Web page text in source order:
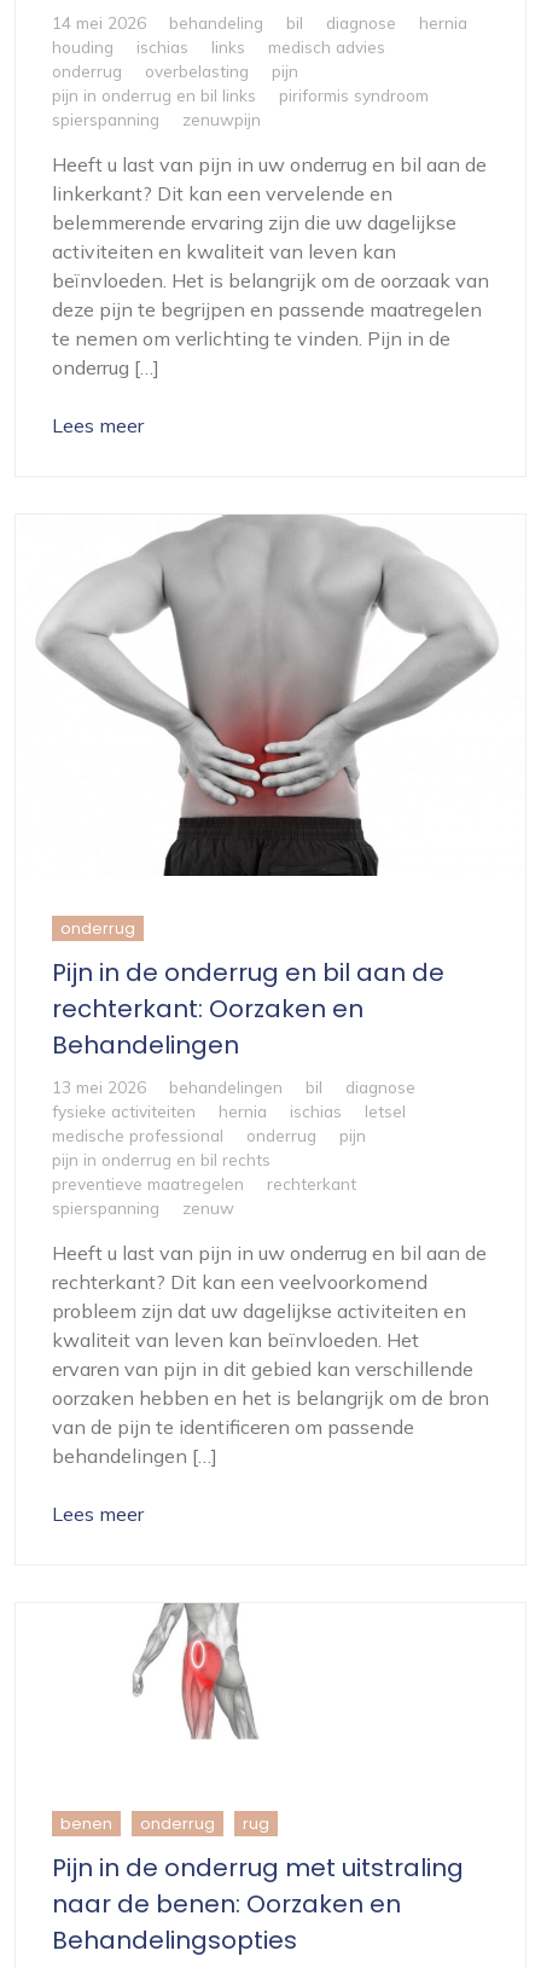
14 mei 2026 behandeling bil diagnose
hernia
houding
ischias links
medisch advies
onderrug
overbelasting
pijn
pijn in onderrug en bil links
piriformis syndroom
spierspanning
zenuwpijn
Heeft u last van pijn in uw onderrug en bil aan de
linkerkant? Dit kan een vervelende en
belemmerende ervaring zijn die uw dagelijkse
activiteiten en kwaliteit van leven kan
beïnvloeden. Het is belangrijk om de oorzaak van
deze pijn te begrijpen en passende maatregelen
te nemen om verlichting te vinden. Pijn in de
onderrug […]
Lees meer
onderrug
Pijn in de onderrug en bil aan de
rechterkant: Oorzaken en
Behandelingen
13 mei 2026 behandelingen bil
diagnose
fysieke activiteiten
hernia ischias
letsel
medische professional
onderrug
pijn
pijn in onderrug en bil rechts
preventieve maatregelen
rechterkant
spierspanning
zenuw
Heeft u last van pijn in uw onderrug en bil aan de
rechterkant? Dit kan een veelvoorkomend
probleem zijn dat uw dagelijkse activiteiten en
kwaliteit van leven kan beïnvloeden. Het
ervaren van pijn in dit gebied kan verschillende
oorzaken hebben en het is belangrijk om de bron
van de pijn te identificeren om passende
behandelingen […]
Lees meer
benen onderrug rug
Pijn in de onderrug met uitstraling
naar de benen: Oorzaken en
Behandelingsopties